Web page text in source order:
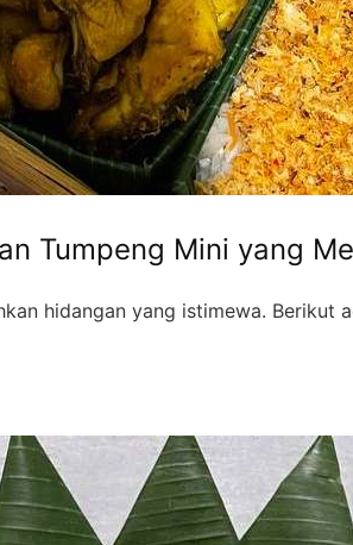
Tumpeng Mini yang
hidangan yang istimewa.